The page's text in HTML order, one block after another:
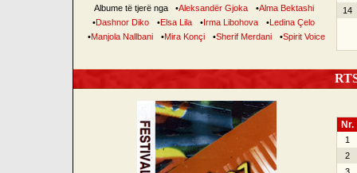
Albume të tjerë nga •Aleksandër Gjoka •Alma Bektashi
•Dashnor Diko •Elsa Lila •Irma Libohova •Ledina Çelo
•Manjola Nallbani •Mira Konçi •Sherif Merdani •Spirit Voice
14
Nr.
1
2